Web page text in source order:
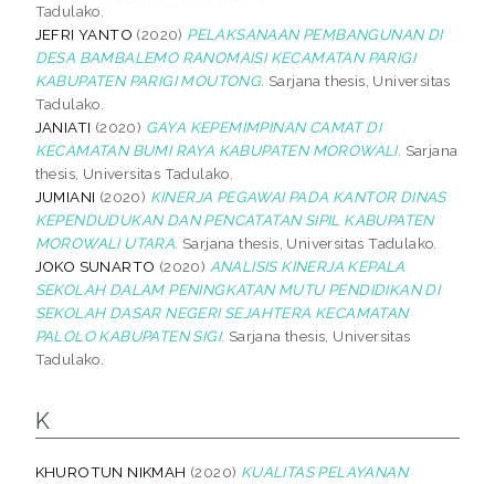
Tadulako.
JEFRI YANTO (2020) PELAKSANAAN PEMBANGUNAN DI
DESA BAMBALEMO RANOMAISI KECAMATAN PARIGI
KABUPATEN PARIGI MOUTONG. Sarjana thesis, Universitas
Tadulako.
JANIATI (2020) GAYA KEPEMIMPINAN CAMAT DI
KECAMATAN BUMI RAYA KABUPATEN MOROWALI. Sarjana
thesis, Universitas Tadulako.
JUMIANI (2020) KINERJA PEGAWAI PADA KANTOR DINAS
KEPENDUDUKAN DAN PENCATATAN SIPIL KABUPATEN
MOROWALI UTARA. Sarjana thesis, Universitas Tadulako.
JOKO SUNARTO (2020) ANALISIS KINERJA KEPALA
SEKOLAH DALAM PENINGKATAN MUTU PENDIDIKAN DI
SEKOLAH DASAR NEGERI SEJAHTERA KECAMATAN
PALOLO KABUPATEN SIGI. Sarjana thesis, Universitas
Tadulako.
K
KHUROTUN NIKMAH (2020) KUALITAS PELAYANAN